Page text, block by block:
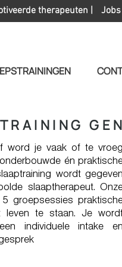
Jobs
therapeuten |
word je vaak of te vroeg
én
wordt gegeven
slaaptherapeut.
groepsessies
leven te staan. Je
individuele intake en